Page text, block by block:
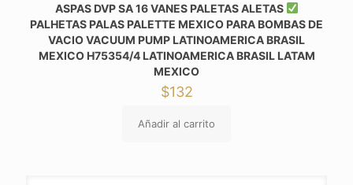
ASPAS DVP SA 16 VANES PALETAS ALETAS
PALHETAS PALAS PALETTE MEXICO PARA BOMBAS DE
VACIO VACUUM PUMP LATINOAMERICA BRASIL
MEXICO H75354/4 LATINOAMERICA BRASIL LATAM
MEXICO
$132
Añadir al carrito